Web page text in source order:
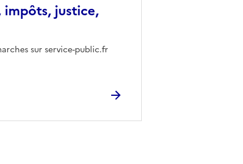
impôts, justice,
sur service-public.fr